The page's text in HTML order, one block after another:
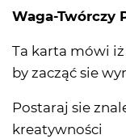
Waga-Twórczy
Ta karta mówi
by zacząć sie
Postaraj sie
kreatywności